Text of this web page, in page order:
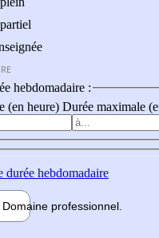
hebdomadaire :
(en heure) Durée maximale
hebdomadaire
Domaine professionnel